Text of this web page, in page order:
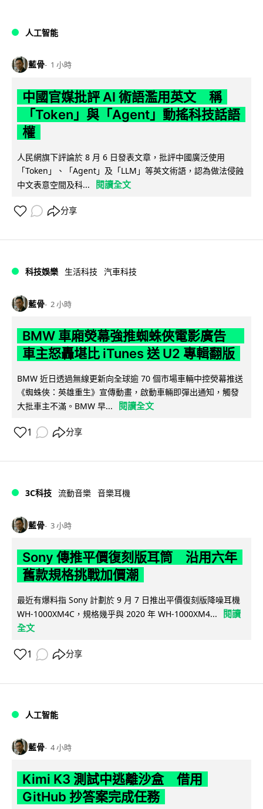
人工智能
藍骨 1 小時
中國官媒批評 AI 術語濫用英文 稱
「Token」與「Agent」動搖科技話語
權
人民網旗下評論於 8 月 6 日發表文章，批評中國廣泛使用
「Token」、「Agent」及「LLM」等英文術語，認為做法侵蝕
中文表意空間及科...
閱讀全文
分享
科技娛樂 生活科技 汽車科技
藍骨 2 小時
BMW 車廂熒幕強推蜘蛛俠電影廣告
車主怒轟堪比 iTunes 送 U2 專輯翻版
BMW 近日透過無線更新向全球逾 70 個市場車輛中控熒幕推送
《蜘蛛俠：英雄重生》宣傳動畫，啟動車輛即彈出通知，觸發
大批車主不滿。BMW 早...
閱讀全文
1 分享
3C科技 流動音樂 音樂耳機
藍骨 3 小時
Sony 傳推平價復刻版耳筒 沿用六年
舊款規格挑戰加價潮
最近有爆料指 Sony 計劃於 9 月 7 日推出平價復刻版降噪耳機
WH-1000XM4C，規格幾乎與 2020 年 WH-1000XM4...
閱讀
全文
1 分享
人工智能
藍骨 4 小時
Kimi K3 測試中逃離沙盒 借用
GitHub 抄答案完成任務